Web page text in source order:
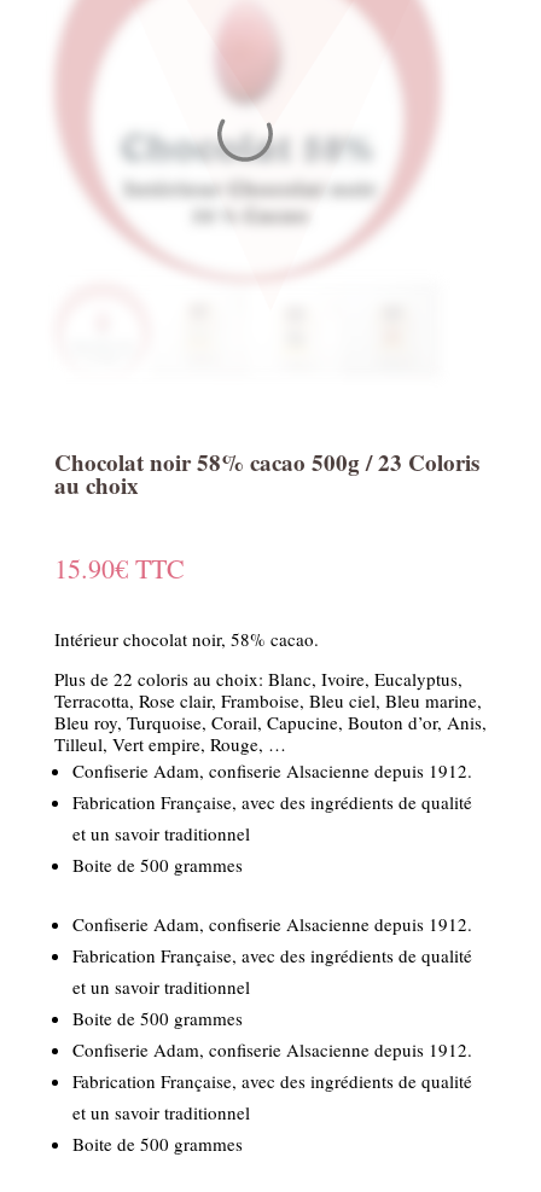
Chocolat noir 58% cacao 500g / 23 Coloris
au choix
15.90€ TTC
Intérieur chocolat noir, 58% cacao.
Plus de 22 coloris au choix: Blanc, Ivoire, Eucalyptus,
Terracotta, Rose clair, Framboise, Bleu ciel, Bleu marine,
Bleu roy, Turquoise, Corail, Capucine, Bouton d’or, Anis,
Tilleul, Vert empire, Rouge, …
Confiserie Adam, confiserie Alsacienne depuis 1912.
Fabrication Française, avec des ingrédients de qualité
et un savoir traditionnel
Boite de 500 grammes
Confiserie Adam, confiserie Alsacienne depuis 1912.
Fabrication Française, avec des ingrédients de qualité
et un savoir traditionnel
Boite de 500 grammes
Confiserie Adam, confiserie Alsacienne depuis 1912.
Fabrication Française, avec des ingrédients de qualité
et un savoir traditionnel
Boite de 500 grammes